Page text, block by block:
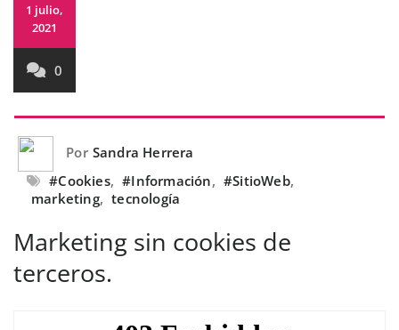
1 julio,
2021
0
Por Sandra Herrera
#Cookies, #Información, #SitioWeb,
marketing, tecnología
Marketing sin cookies de
terceros.